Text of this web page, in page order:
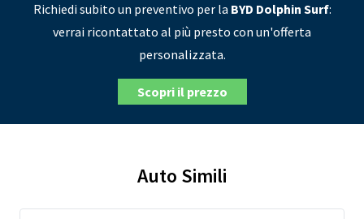
Richiedi subito un preventivo per la BYD Dolphin Surf:
verrai ricontattato al più presto con un'offerta
personalizzata.
Scopri il prezzo
Auto Simili